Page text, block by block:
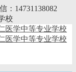
：14731138082
校